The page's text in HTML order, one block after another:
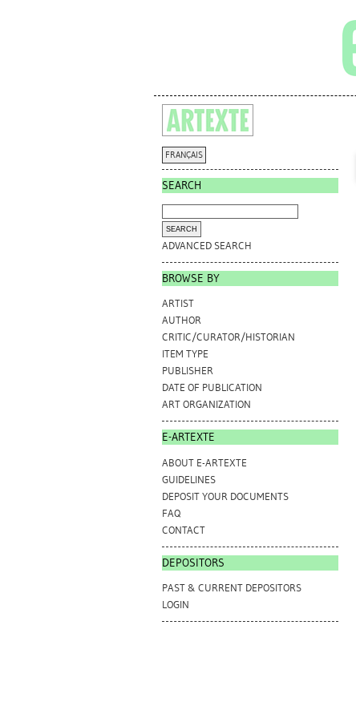
FRANÇAIS
SEARCH
ADVANCED SEARCH
BROWSE BY
ARTIST
AUTHOR
CRITIC/CURATOR/HISTORIAN
ITEM TYPE
PUBLISHER
DATE OF PUBLICATION
ART ORGANIZATION
E-ARTEXTE
ABOUT E-ARTEXTE
GUIDELINES
DEPOSIT YOUR DOCUMENTS
FAQ
CONTACT
DEPOSITORS
PAST & CURRENT DEPOSITORS
LOGIN